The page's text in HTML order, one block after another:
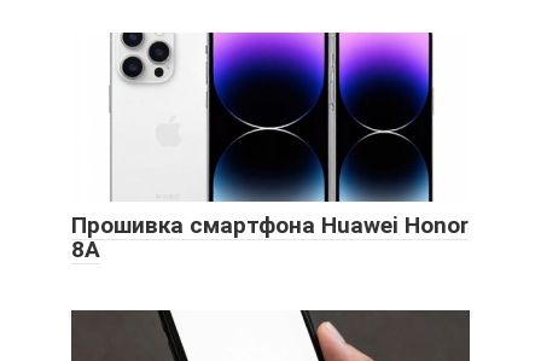
Прошивка смартфона Huawei Honor
8A